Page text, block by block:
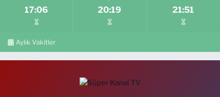
17:06 20:19 21:51
Aylık Vakitler